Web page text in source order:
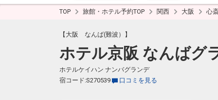
TOP 旅館・ホテル予約TOP 関西 大阪 心
【大阪 なんば(難波）】
ホテル京阪 なんばグ
ホテルケイハン ナンバグランデ
宿コード:S270539
口コミを見る